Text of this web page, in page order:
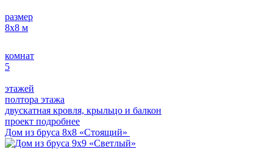
размер
8х8 м
комнат
5
этажей
полтора этажа
двускатная кровля, крыльцо и балкон
проект подробнее
Дом из бруса 8х8 «Стоящий»